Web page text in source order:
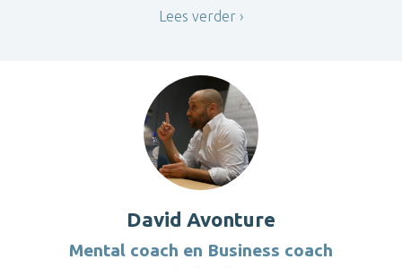
Lees verder
David Avonture
Mental coach en Business coach